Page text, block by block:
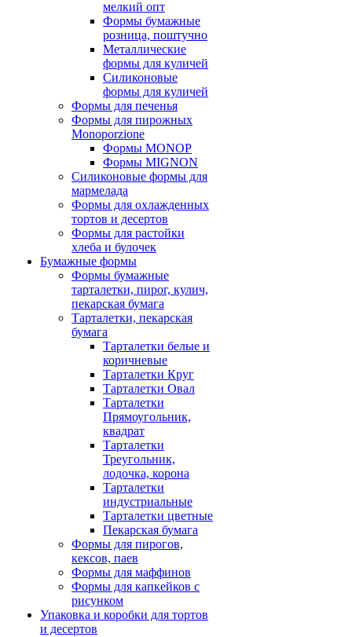
мелкий опт
Формы бумажные
розница, поштучно
Металлические
формы для куличей
Силиконовые
формы для куличей
Формы для печенья
Формы для пирожных
Monoporzione
Формы MONOP
Формы MIGNON
Силиконовые формы для
мармелада
Формы для oхлажденных
тортов и десертов
Формы для растойки
хлеба и булочек
Бумажные формы
Формы бумажные
тарталетки, пирог, кулич,
пекарская бумага
Тарталетки, пекарская
бумага
Тарталетки белые и
коричневые
Тарталетки Круг
Тарталетки Овал
Тарталетки
Прямоугольник,
квадрат
Тарталетки
Треугольник,
лодочка, корона
Тарталетки
индустриальные
Тарталетки цветные
Пекарская бумага
Формы для пирогов,
кексов, паев
Формы для маффинов
Формы для капкейков с
рисунком
Упаковка и коробки для тортов
и десертов